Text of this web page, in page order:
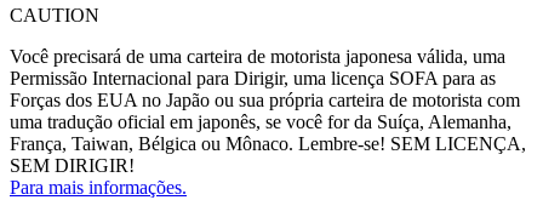
CAUTION
Você precisará de uma carteira de motorista japonesa válida, uma
Permissão Internacional para Dirigir, uma licença SOFA para as
Forças dos EUA no Japão ou sua própria carteira de motorista com
uma tradução oficial em japonês, se você for da Suíça, Alemanha,
França, Taiwan, Bélgica ou Mônaco. Lembre-se! SEM LICENÇA,
SEM DIRIGIR!
Para mais informações.